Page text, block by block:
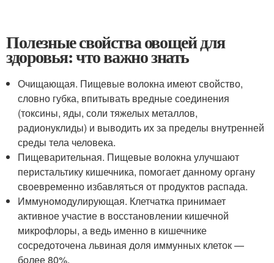
Полезные свойства овощей для
здоровья: что важно знать
Очищающая. Пищевые волокна имеют свойство,
словно губка, впитывать вредные соединения
(токсины, яды, соли тяжелых металлов,
радионуклиды) и выводить их за пределы внутренней
среды тела человека.
Пищеварительная. Пищевые волокна улучшают
перистальтику кишечника, помогает данному органу
своевременно избавляться от продуктов распада.
Иммуномодулирующая. Клетчатка принимает
активное участие в восстановлении кишечной
микрофлоры, а ведь именно в кишечнике
сосредоточена львиная доля иммунных клеток —
более 80%.